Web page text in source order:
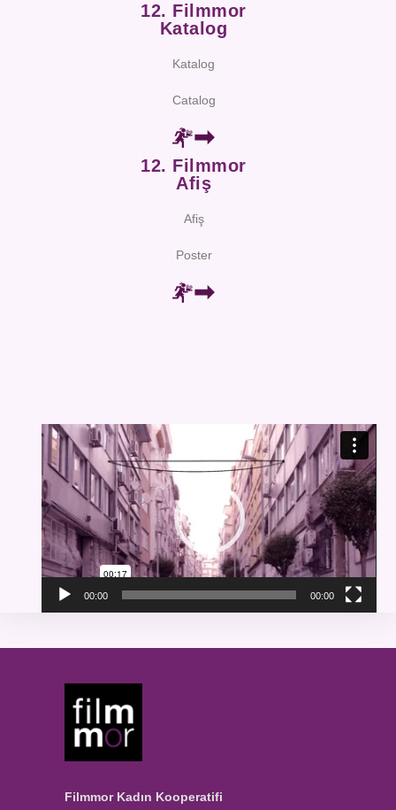
12. Filmmor
Katalog
Katalog
Catalog
12. Filmmor
Afiş
Afiş
Poster
Video
oynatıcı
00:00 00:00
Filmmor Kadın Kooperatifi